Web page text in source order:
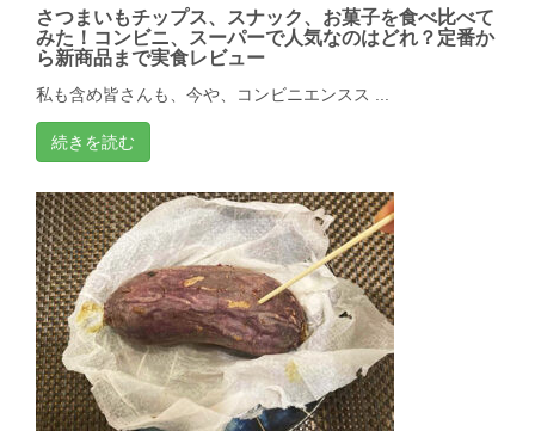
さつまいもチップス、スナック、お菓子を食べ比べて
みた！コンビニ、スーパーで人気なのはどれ？定番か
ら新商品まで実食レビュー
私も含め皆さんも、今や、コンビニエンスス ...
続きを読む